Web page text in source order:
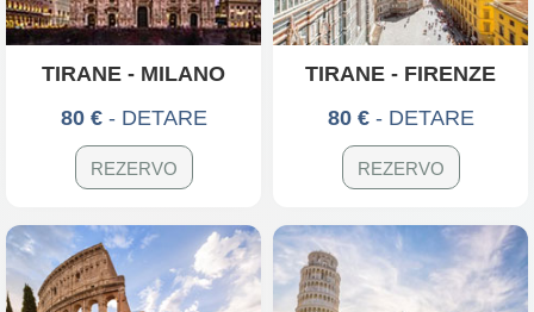
TIRANE - MILANO
80 € - DETARE
REZERVO
TIRANE - FIRENZE
80 € - DETARE
REZERVO